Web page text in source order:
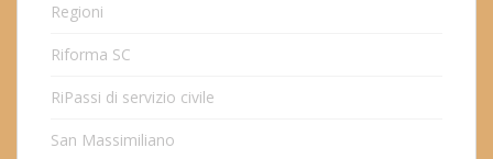
Regioni
Riforma SC
RiPassi di servizio civile
San Massimiliano